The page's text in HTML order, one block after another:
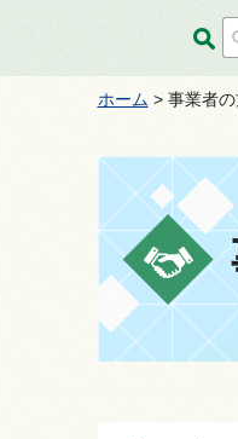
ホーム > 事業者